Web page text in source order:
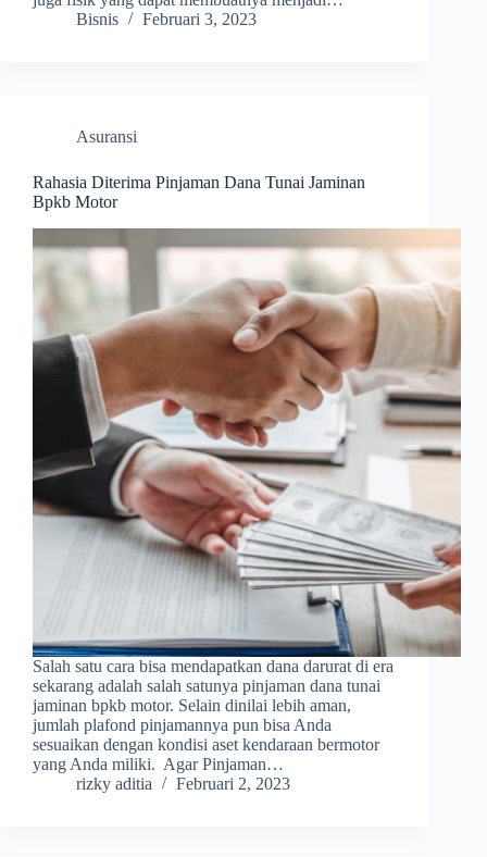
Bisnis
Februari 3, 2023
Asuransi
Rahasia Diterima Pinjaman Dana Tunai Jaminan
Bpkb Motor
Salah satu cara bisa mendapatkan dana darurat di era
sekarang adalah salah satunya pinjaman dana tunai
jaminan bpkb motor. Selain dinilai lebih aman,
jumlah plafond pinjamannya pun bisa Anda
sesuaikan dengan kondisi aset kendaraan bermotor
yang Anda miliki. Agar Pinjaman…
rizky aditia
Februari 2, 2023